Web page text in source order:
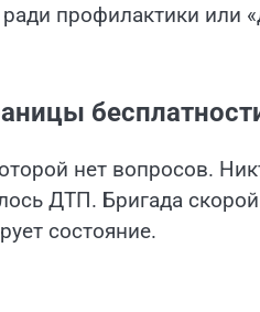
профилактики или
нет вопросов.
ДТП. Бригада
состояние.